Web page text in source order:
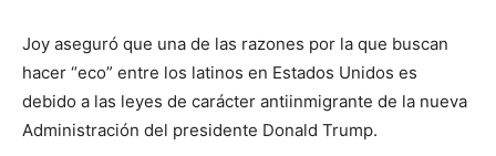
Joy aseguró que una de las razones por la que buscan
hacer “eco” entre los latinos en Estados Unidos es
debido a las leyes de carácter antiinmigrante de la nueva
Administración del presidente Donald Trump.